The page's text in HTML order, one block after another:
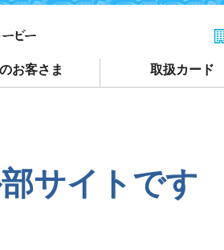
お客さま 取扱カード
サイトです